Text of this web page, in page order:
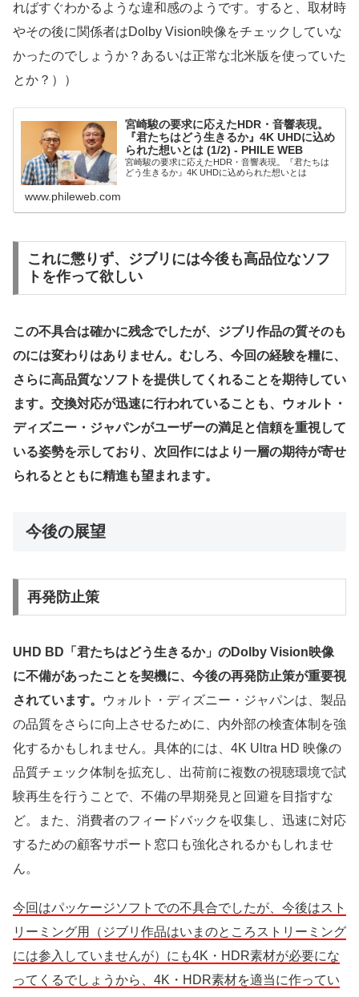
ればすぐわかるような違和感のようです。すると、取材時
やその後に関係者はDolby Vision映像をチェックしていな
かったのでしょうか？あるいは正常な北米版を使っていた
とか？））
宮崎駿の要求に応えたHDR・音響表現。
『君たちはどう生きるか』4K UHDに込め
られた想いとは (1/2) - PHILE WEB
宮崎駿の要求に応えたHDR・音響表現。『君たちは
どう生きるか』4K UHDに込められた想いとは
www.phileweb.com
これに懲りず、ジブリには今後も高品位なソフ
トを作って欲しい
この不具合は確かに残念でしたが、ジブリ作品の質そのも
のには変わりはありません。むしろ、今回の経験を糧に、
さらに高品質なソフトを提供してくれることを期待してい
ます。交換対応が迅速に行われていることも、ウォルト・
ディズニー・ジャパンがユーザーの満足と信頼を重視して
いる姿勢を示しており、次回作にはより一層の期待が寄せ
られるとともに精進も望まれます。
今後の展望
再発防止策
UHD BD「君たちはどう生きるか」のDolby Vision映像
に不備があったことを契機に、今後の再発防止策が重要視
されています。
ウォルト・ディズニー・ジャパンは、製品
の品質をさらに向上させるために、内外部の検査体制を強
化するかもしれません。具体的には、4K Ultra HD 映像の
品質チェック体制を拡充し、出荷前に複数の視聴環境で試
験再生を行うことで、不備の早期発見と回避を目指すな
ど。また、消費者のフィードバックを収集し、迅速に対応
するための顧客サポート窓口も強化されるかもしれませ
ん。
今回はパッケージソフトでの不具合でしたが、今後はスト
リーミング用（ジブリ作品はいまのところストリーミング
には参入していませんが）にも4K・HDR素材が必要にな
ってくるでしょうから、4K・HDR素材を適当に作ってい